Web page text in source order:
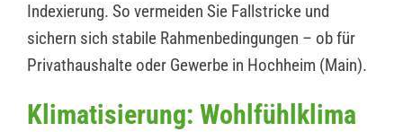
Indexierung. So vermeiden Sie Fallstricke und
sichern sich stabile Rahmenbedingungen – ob für
Privathaushalte oder Gewerbe in Hochheim (Main).
Klimatisierung: Wohlfühlklima